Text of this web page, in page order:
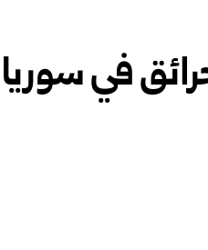
في سوريا